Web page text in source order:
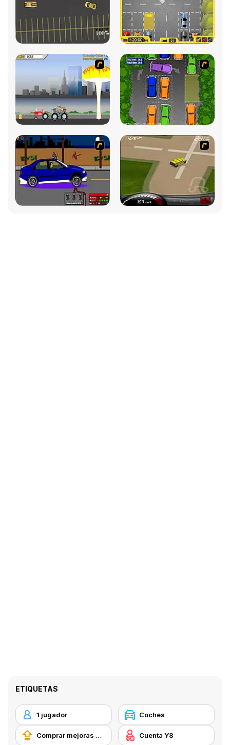
ETIQUETAS
1 jugador Coches
Comprar mejoras de equipamiento Cuenta Y8